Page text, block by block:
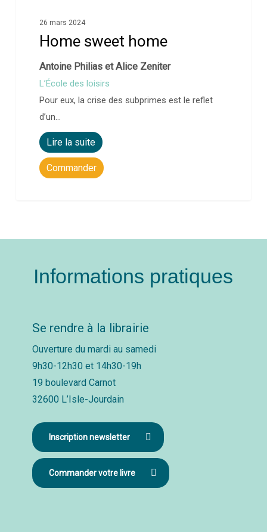
26 mars 2024
Home sweet home
Antoine Philias et Alice Zeniter
L’École des loisirs
Pour eux, la crise des subprimes est le reflet
d’un…
Lire la suite
Commander
Informations pratiques
Se rendre à la librairie
Ouverture du mardi au samedi
9h30-12h30 et 14h30-19h
19 boulevard Carnot
32600 L’Isle-Jourdain
Inscription newsletter
Commander votre livre